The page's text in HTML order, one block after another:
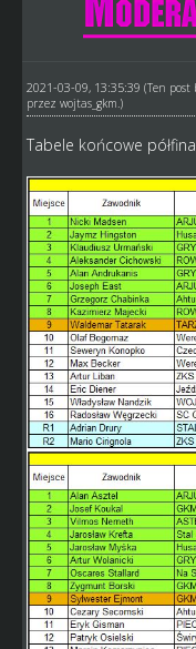
2021-03-09, 13:35:39 (Ten post
przez wojtas_gkm.)
Tabele końcowe